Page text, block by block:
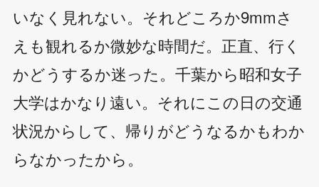
いなく見れない。それどころか9mmさ
えも観れるか微妙な時間だ。正直、行く
かどうするか迷った。千葉から昭和女子
大学はかなり遠い。それにこの日の交通
状況からして、帰りがどうなるかもわか
らなかったから。